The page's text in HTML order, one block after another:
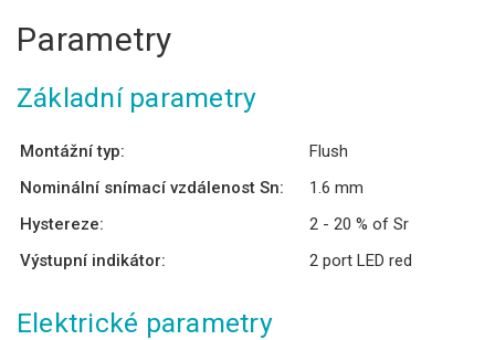
Parametry
Základní parametry
Montážní typ:
Flush
Nominální snímací vzdálenost Sn:
1.6 mm
Hystereze:
2 - 20 % of Sr
Výstupní indikátor:
2 port LED red
Elektrické parametry